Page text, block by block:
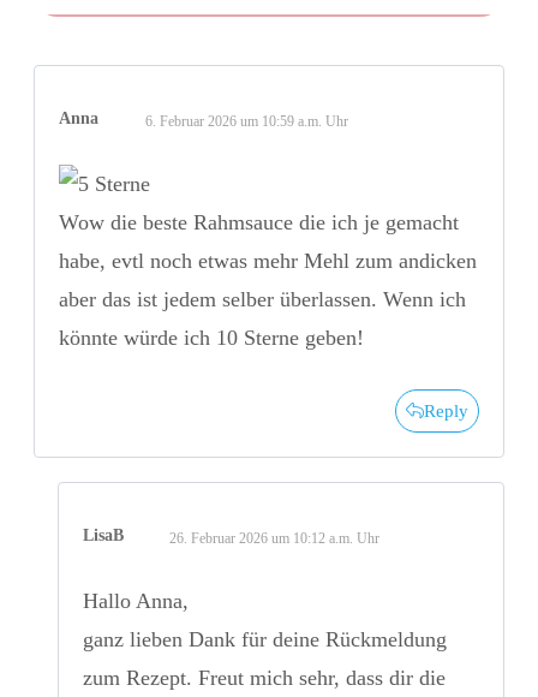
Anna 6. Februar 2026 um 10:59 a.m. Uhr
Wow die beste Rahmsauce die ich je gemacht
habe, evtl noch etwas mehr Mehl zum andicken
aber das ist jedem selber überlassen. Wenn ich
könnte würde ich 10 Sterne geben!
Reply
LisaB 26. Februar 2026 um 10:12 a.m. Uhr
Hallo Anna,
ganz lieben Dank für deine Rückmeldung
zum Rezept. Freut mich sehr, dass dir die